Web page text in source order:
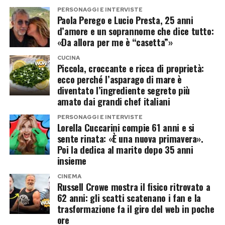
sentimentale oltre che televisivo. Resta aperta
anche l’ipotesi di un ingresso in solitaria, mentre
sul tavolo continua a esserci l’opzione più
semplice: un doppio no e tutti a casa, ma senza
telecamere.
Chi è Alejandro Martinez, il
compagno che piace al reality
Alejandro Martinez potrebbe rappresentare la
vera carta a sorpresa dell’operazione.
Imprenditore colombiano, è legato
sentimentalmente a Casalino e finora ha
mantenuto un profilo molto più riservato
rispetto al compagno.
PERSONAGGI E INTERVISTE
Paola Perego e Lucio Presta, 25 anni
d’amore e un soprannome che dice tutto:
«Da allora per me è “casetta”»
CUCINA
Piccola, croccante e ricca di proprietà:
ecco perché l’asparago di mare è
diventato l’ingrediente segreto più
amato dai grandi chef italiani
PERSONAGGI E INTERVISTE
Lorella Cuccarini compie 61 anni e si
sente rinata: «È una nuova primavera».
Poi la dedica al marito dopo 35 anni
insieme
CINEMA
Russell Crowe mostra il fisico ritrovato a
62 anni: gli scatti scatenano i fan e la
trasformazione fa il giro del web in poche
ore